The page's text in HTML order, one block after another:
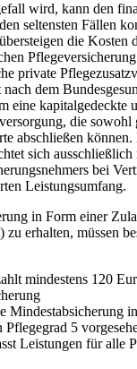
wird, kann den
seltensten Fällen
die Kosten
private
dem
eine kapitalgedeckte
die
abschließen
sich ausschließlich
bei
Leistungsumfang.
in Form einer
zu erhalten, müssen
mindestens 120
Mindestabsicherung
5
Leistungen für alle